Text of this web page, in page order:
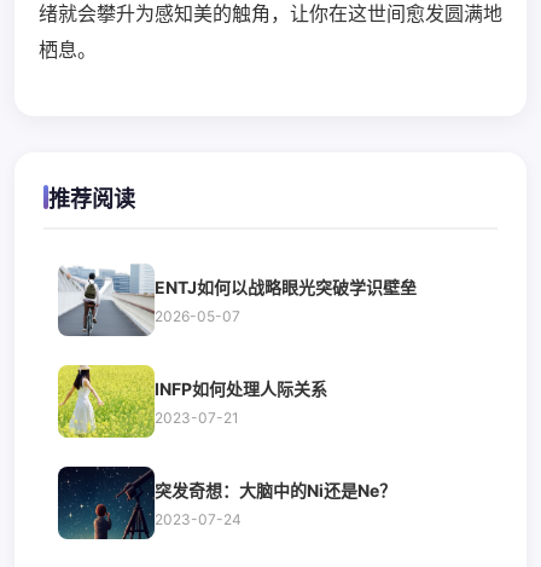
绪就会攀升为感知美的触角，让你在这世间愈发圆满地
栖息。
推荐阅读
ENTJ如何以战略眼光突破学识壁垒
2026-05-07
INFP如何处理人际关系
2023-07-21
突发奇想：大脑中的Ni还是Ne？
2023-07-24